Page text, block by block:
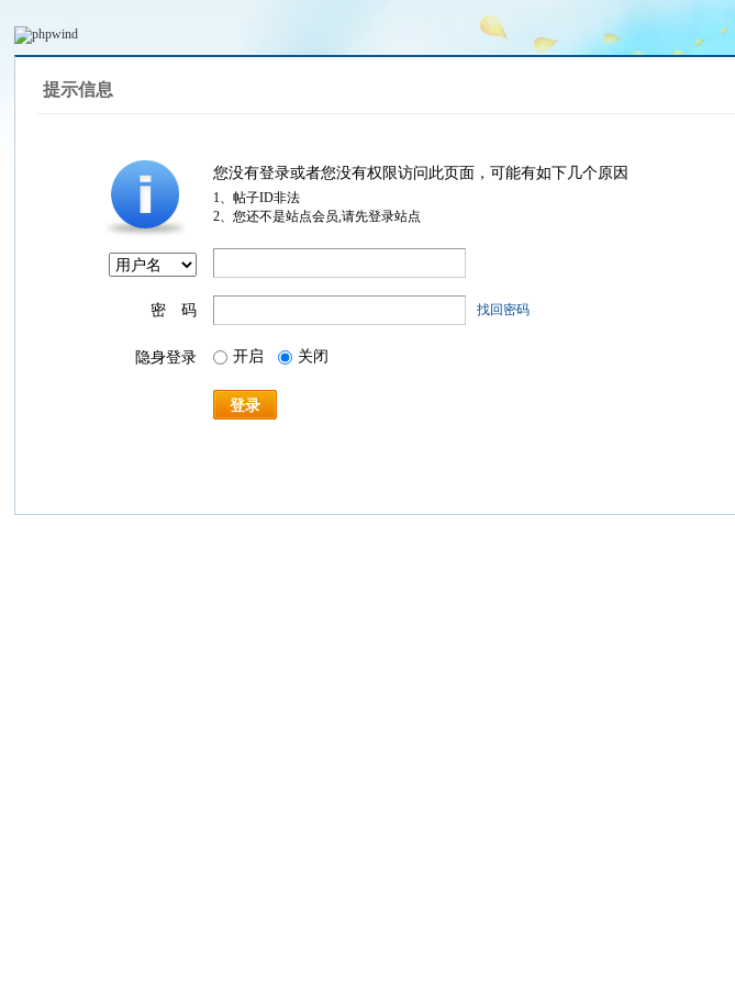
提示信息
您没有登录或者您没有权限访问此页面，可能有如下几个原因
1、帖子ID非法
2、您还不是站点会员,请先登录站点
密 码 找回密码
隐身登录 开启 关闭
登录